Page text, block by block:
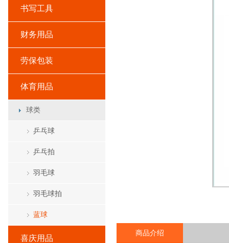
书写工具
财务用品
劳保包装
体育用品
球类
乒乓球
乒乓拍
羽毛球
羽毛球拍
蓝球
喜庆用品
商品介绍